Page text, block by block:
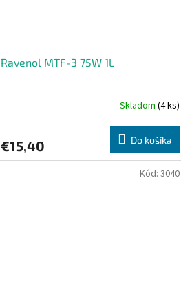
Ravenol MTF-3 75W 1L
Skladom (4 ks)
€15,40 Do košíka
Kód: 3040